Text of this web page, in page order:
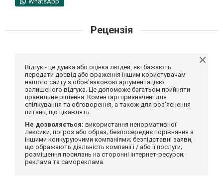
Рецензія
Відгук - це думка або оцінка людей, які бажають
передати досвід або враження іншим користувачам
нашого сайту з обов'язковою аргументацією
залишеного відгука. Це допоможе багатьом прийняти
правильне рішення. Коментарі призначені для
спілкування та обговорення, а також для роз'яснення
питань, що цікавлять.
Не дозволяється: використання ненормативної
лексики, погроз або образ; безпосереднє порівняння з
іншими конкуруючими компаніями; безпідставні заяви,
що ображають діяльність компанії і / або її послуги;
розміщення посилань на сторонні інтернет-ресурси;
реклама та самореклама.